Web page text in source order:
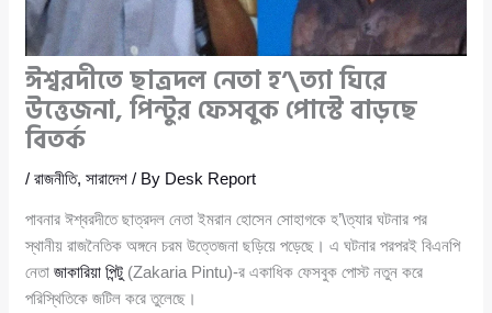
ঈশ্বরদীতে ছাত্রদল নেতা হ’\ত্যা ঘিরে
উত্তেজনা, পিন্টুর ফেসবুক পোস্টে বাড়ছে
বিতর্ক
/রাজনীতি,সারাদেশ / By Desk Report
পাবনার ঈশ্বরদীতে ছাত্রদল নেতা ইমরান হোসেন সোহাগকে হ’\ত্যার ঘটনার পর
স্থানীয় রাজনৈতিক অঙ্গনে চরম উত্তেজনা ছড়িয়ে পড়েছে। এ ঘটনার পরপরই বিএনপি
নেতাজাকারিয়া পিন্টু (Zakaria Pintu)-র একাধিক ফেসবুক পোস্ট নতুন করে
পরিস্থিতিকে জটিল করে তুলেছে।